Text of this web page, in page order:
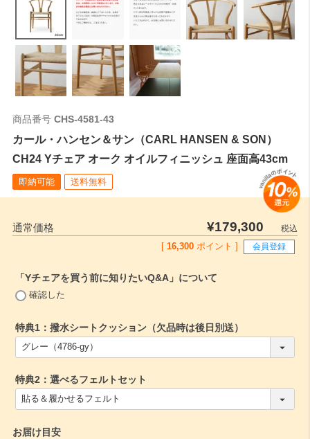
商品番号 CHS-4581-43
カール・ハンセン＆サン（CARL HANSEN & SON）
CH24 Yチェア オーク オイルフィニッシュ 座面高43cm
即納可能 送料無料
通常価格 ¥179,300
税込
16,300 ポイント ] 会員登録
「Yチェアを買う前に知りたいQ&A」について
)
確認した
特典1：撥水シートクッション（欠品時は後日別送）
必
特典2：選べるフェルトセット
必
お届け目安